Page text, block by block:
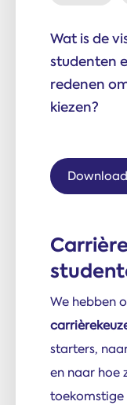
Wat is de
studenten
redenen
kiezen?
We hebben
starters,
en naar hoe
toekomstige